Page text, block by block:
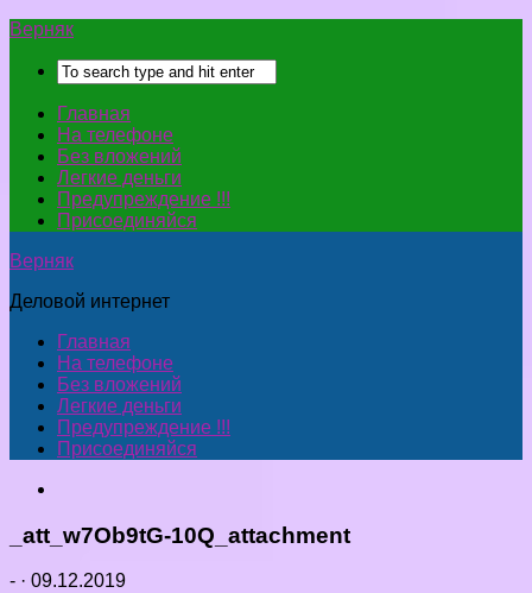
Верняк
Главная
На телефоне
Без вложений
Легкие деньги
Предупреждение !!!
Присоединяйся
Верняк
Деловой интернет
Главная
На телефоне
Без вложений
Легкие деньги
Предупреждение !!!
Присоединяйся
_att_w7Ob9tG-10Q_attachment
- · 09.12.2019